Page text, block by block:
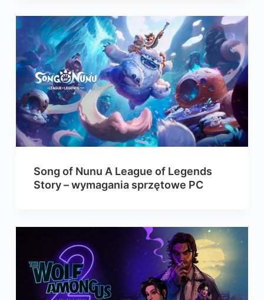
Song of Nunu A League of Legends
Story – wymagania sprzętowe PC